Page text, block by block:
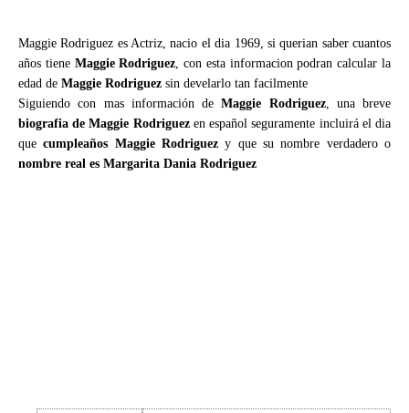
Maggie Rodriguez es Actriz, nacio el dia 1969, si querian saber cuantos
años tiene Maggie Rodriguez, con esta informacion podran calcular la
edad de Maggie Rodriguez sin develarlo tan facilmente
Siguiendo con mas información deMaggie Rodriguez, una breve
biografia de Maggie Rodriguezen español seguramente incluirá el dia
quecumpleaños Maggie Rodriguez y que su nombre verdadero o
nombre real es Margarita Dania Rodriguez